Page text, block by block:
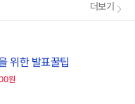
더보기
위한 발표꿀팁
원